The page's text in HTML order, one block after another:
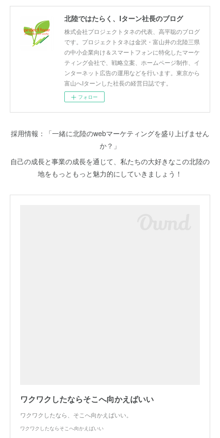
北陸ではたらく、Iターン社長のブログ
株式会社プロジェクトタネの代表、高平聡のブログ
です。プロジェクトタネは金沢・富山井の北陸三県
の中小企業向け＆スマートフォンに特化したマーケ
ティング会社で、戦略立案、ホームページ制作、イ
ンターネット広告の運用などを行います。東京から
富山へIターンした社長の経営日誌です。
フォロー
採用情報：「一緒に北陸のwebマーケティングを盛り上げません
か？」
自己の成長と事業の成長を通じて、私たちの大好きなこの北陸の
地をもっともっと魅力的にしていきましょう！
ワクワクしたならそこへ向かえばいい
ワクワクしたなら、そこへ向かえばいい。
ワクワクしたならそこへ向かえばいい